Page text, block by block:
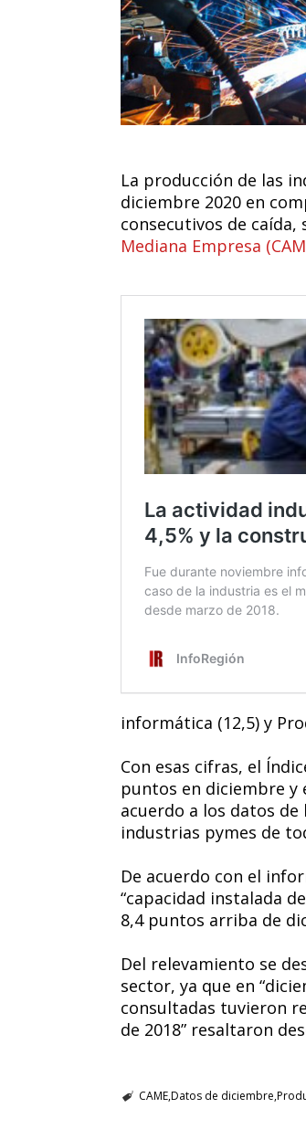
La producción de las
diciembre 2020 en
consecutivos de
Mediana Empresa
informática (12,5) y
Con esas cifras, el
puntos en diciembre y
acuerdo a los datos de
industrias pymes de
De acuerdo con el
“capacidad instalada
8,4 puntos arriba de
Del relevamiento se
sector, ya que en
consultadas tuvieron
de 2018” resaltaron
CAMEDatos de diciembre